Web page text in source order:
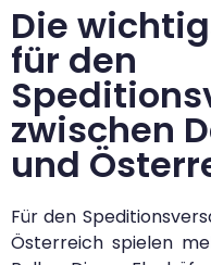
Die
für den
zwischen
und
Für den
Österreich spielen